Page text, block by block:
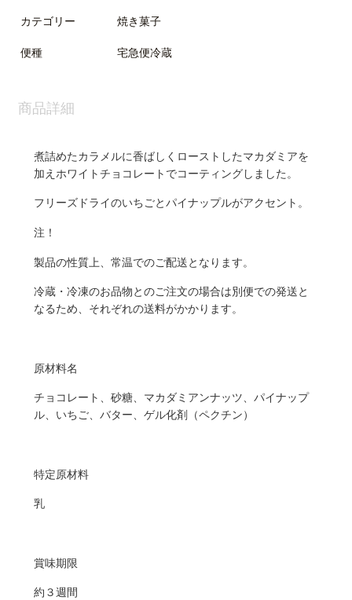
カテゴリー 焼き菓子
便種 宅急便冷蔵
商品詳細
煮詰めたカラメルに香ばしくローストしたマカダミアを
加えホワイトチョコレートでコーティングしました。
フリーズドライのいちごとパイナップルがアクセント。
注！
製品の性質上、常温でのご配送となります。
冷蔵・冷凍のお品物とのご注文の場合は別便での発送と
なるため、それぞれの送料がかかります。
原材料名
チョコレート、砂糖、マカダミアンナッツ、パイナップ
ル、いちご、バター、ゲル化剤（ペクチン）
特定原材料
乳
賞味期限
約３週間